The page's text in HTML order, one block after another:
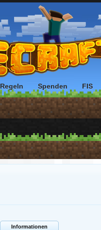
Informationen
Regeln Spenden FIS